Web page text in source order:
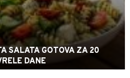
SALATA GOTOVA ZA 20
DANE